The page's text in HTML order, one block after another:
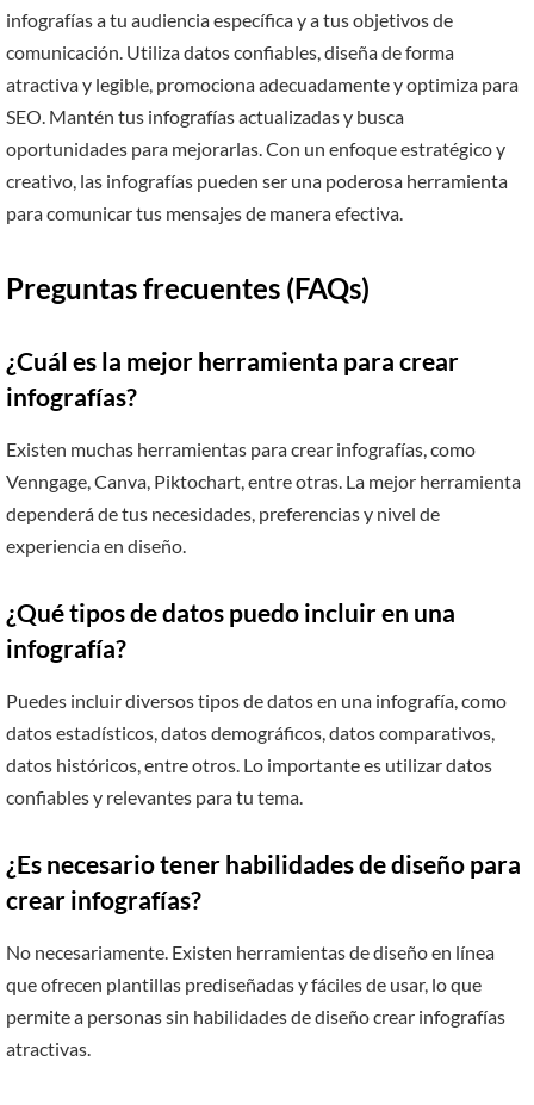
infografías a tu audiencia específica y a tus objetivos de
comunicación. Utiliza datos confiables, diseña de forma
atractiva y legible, promociona adecuadamente y optimiza para
SEO. Mantén tus infografías actualizadas y busca
oportunidades para mejorarlas. Con un enfoque estratégico y
creativo, las infografías pueden ser una poderosa herramienta
para comunicar tus mensajes de manera efectiva.
Preguntas frecuentes (FAQs)
¿Cuál es la mejor herramienta para crear
infografías?
Existen muchas herramientas para crear infografías, como
Venngage, Canva, Piktochart, entre otras. La mejor herramienta
dependerá de tus necesidades, preferencias y nivel de
experiencia en diseño.
¿Qué tipos de datos puedo incluir en una
infografía?
Puedes incluir diversos tipos de datos en una infografía, como
datos estadísticos, datos demográficos, datos comparativos,
datos históricos, entre otros. Lo importante es utilizar datos
confiables y relevantes para tu tema.
¿Es necesario tener habilidades de diseño para
crear infografías?
No necesariamente. Existen herramientas de diseño en línea
que ofrecen plantillas prediseñadas y fáciles de usar, lo que
permite a personas sin habilidades de diseño crear infografías
atractivas.